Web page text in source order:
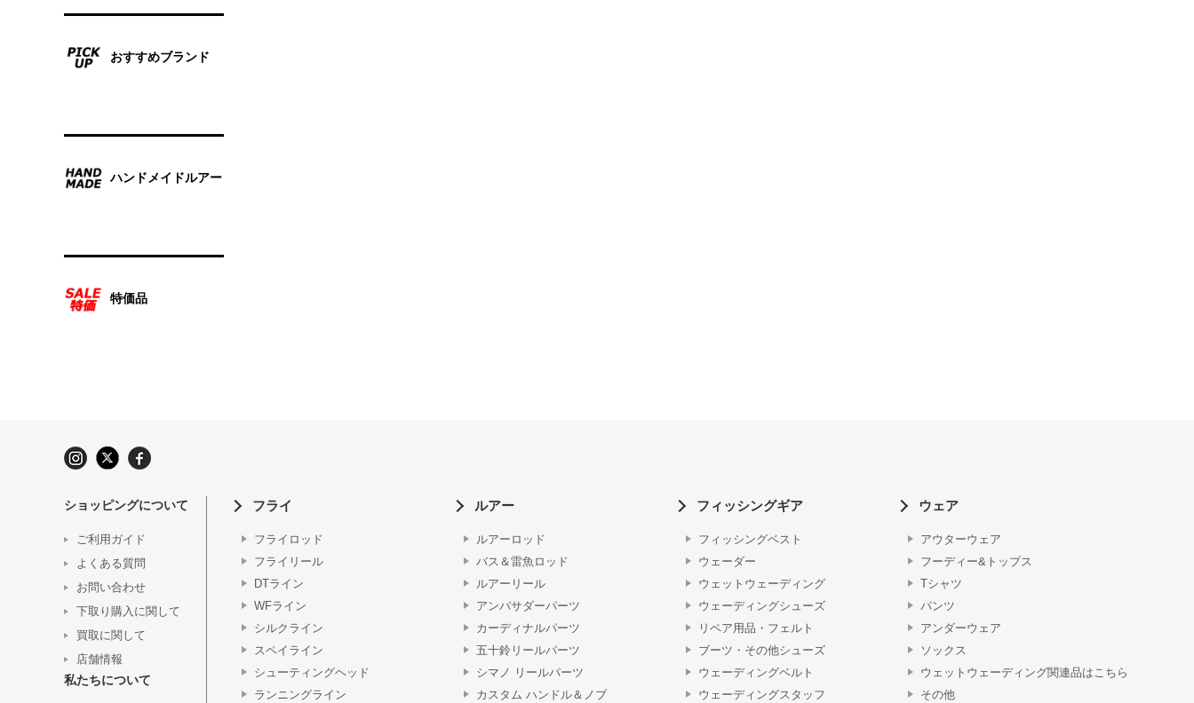
おすすめブランド
ハンドメイドルアー
特価品
ショッピングについて
ご利用ガイド
よくある質問
お問い合わせ
下取り購入に関して
買取に関して
店舗情報
私たちについて
フライ
フライロッド
フライリール
DTライン
WFライン
シルクライン
スペイライン
シューティングヘッド
ランニングライン
ルアー
ルアーロッド
バス＆雷魚ロッド
ルアーリール
アンバサダーパーツ
カーディナルパーツ
五十鈴リールパーツ
シマノ リールパーツ
カスタム ハンドル＆ノブ
フィッシングギア
フィッシングベスト
ウェーダー
ウェットウェーディング
ウェーディングシューズ
リペア用品・フェルト
ブーツ・その他シューズ
ウェーディングベルト
ウェーディングスタッフ
ウェア
アウターウェア
フーディー&トップス
Tシャツ
パンツ
アンダーウェア
ソックス
ウェットウェーディング関連品はこちら
その他